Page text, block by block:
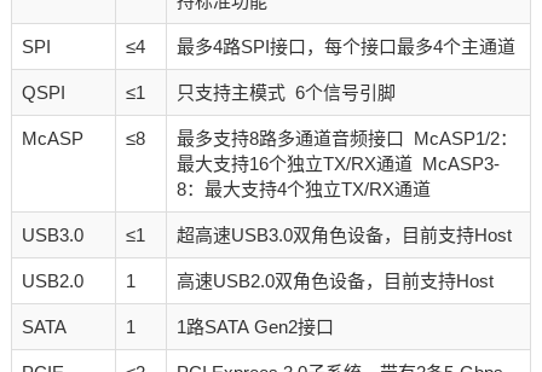
SPI ≤4 最多4路SPI接口，每个接口最多4个主通道
QSPI ≤1 只支持主模式 6个信号引脚
McASP ≤8
最多支持8路多通道音频接口 McASP1/2：
最大支持16个独立TX/RX通道 McASP3-
8：最大支持4个独立TX/RX通道
USB3.0 ≤1 超高速USB3.0双角色设备，目前支持Host
USB2.0 1 高速USB2.0双角色设备，目前支持Host
SATA 1 1路SATA Gen2接口